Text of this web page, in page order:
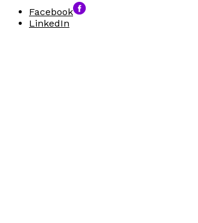
Facebook
LinkedIn